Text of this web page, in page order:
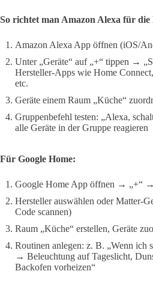
So richtet man Amazon Alexa für die
Amazon Alexa App öffnen (iOS/
Unter „Geräte“ auf „+“ tippen →
Hersteller-Apps wie Home
etc.
Geräte einem Raum „Küche“
Gruppenbefehl testen: „Alexa,
alle Geräte in der Gruppe reagieren
Für Google Home:
Google Home App öffnen → „+“ →
Hersteller auswählen oder Matter-
Code scannen)
Raum „Küche“ erstellen, Geräte
Routinen anlegen: z. B. „Wenn ich
→ Beleuchtung auf Tageslicht,
Backofen vorheizen“